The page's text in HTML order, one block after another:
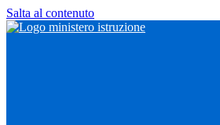
Salta al contenuto